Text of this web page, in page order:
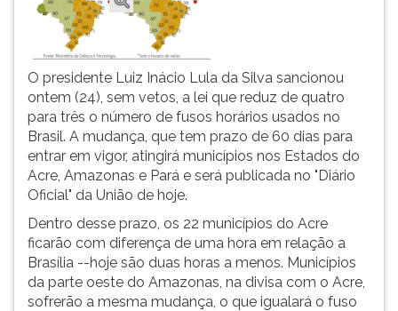
O presidente Luiz Inácio Lula da Silva sancionou
ontem (24), sem vetos, a lei que reduz de quatro
para três o número de fusos horários usados no
Brasil. A mudança, que tem prazo de 60 dias para
entrar em vigor, atingirá municípios nos Estados do
Acre, Amazonas e Pará e será publicada no "Diário
Oficial" da União de hoje.
Dentro desse prazo, os 22 municípios do Acre
ficarão com diferença de uma hora em relação a
Brasília --hoje são duas horas a menos. Municípios
da parte oeste do Amazonas, na divisa com o Acre,
sofrerão a mesma mudança, o que igualará o fuso